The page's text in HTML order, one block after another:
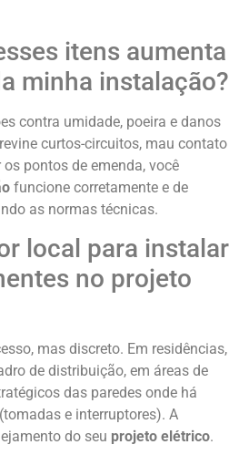
itens aumenta
minha instalação?
contra umidade, poeira e danos
curtos-circuitos, mau contato
pontos de emenda, você
funcione corretamente e de
as normas técnicas.
local para instalar
no projeto
mas discreto. Em residências,
de distribuição, em áreas de
das paredes onde há
(tomadas e interruptores). A
do seu projeto elétrico.